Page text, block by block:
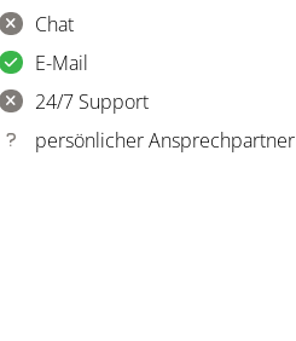
Chat
E-Mail
24/7 Support
persönlicher Ansprechpartner